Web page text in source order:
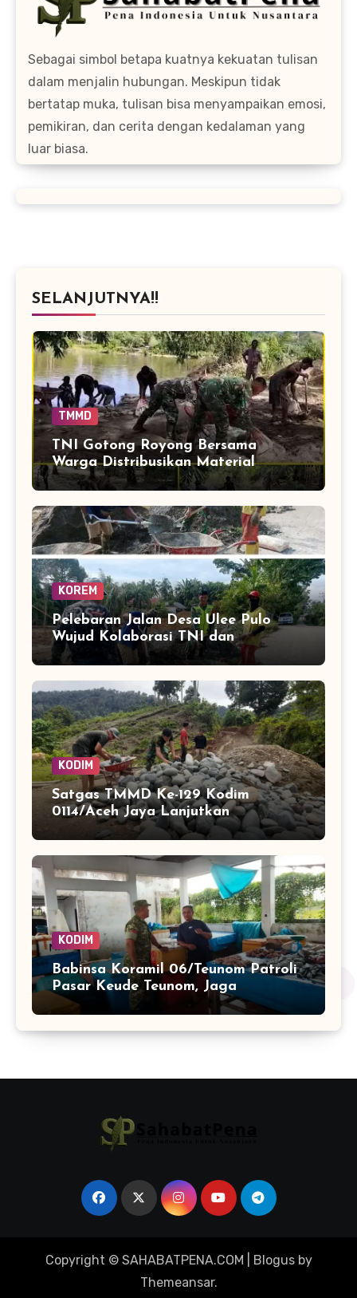
Sebagai simbol betapa kuatnya kekuatan tulisan
dalam menjalin hubungan. Meskipun tidak
bertatap muka, tulisan bisa menyampaikan emosi,
pemikiran, dan cerita dengan kedalaman yang
luar biasa.
SELANJUTNYA!!
TMMD
TNI Gotong Royong Bersama
Warga Distribusikan Material
Jembatan Perintis Cibubukan–
Serasah
KOREM
Pelebaran Jalan Desa Ulee Pulo
Wujud Kolaborasi TNI dan
Masyarakat Bangun Infrastruktur
KODIM
Satgas TMMD Ke-129 Kodim
0114/Aceh Jaya Lanjutkan
Pembuatan Jembatan Kayu 4×6
KODIM
Babinsa Koramil 06/Teunom Patroli
Pasar Keude Teunom, Jaga
Keamanan dan Kenyamanan
Copyright © SAHABATPENA.COM Blogusby
Themeansar.